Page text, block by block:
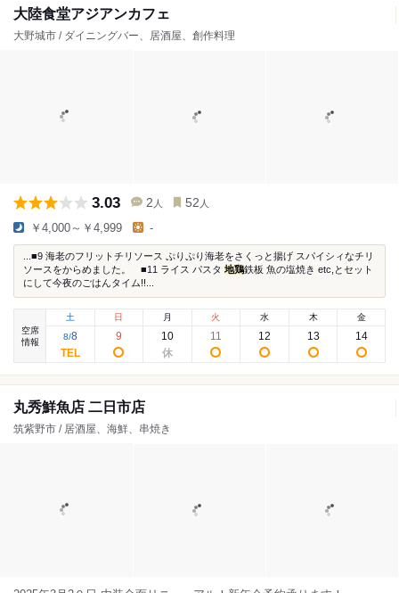
大陸食堂アジアンカフェ
大野城市 / ダイニングバー、居酒屋、創作料理
3.03 2 人 52 人
￥4,000～￥4,999 -
...■9 海老のフリットチリソース ぷりぷり海老をさくっと揚げ スパイシィなチリ
ソースをからめました。 ■11 ライス パスタ 地鶏鉄板 魚の塩焼き etc,とセット
にして今夜のごはんタイム!!...
空席
情報
土
8/8
日
9
月
10
火
11
水
12
木
13
金
14
丸秀鮮魚店 二日市店
筑紫野市 / 居酒屋、海鮮、串焼き